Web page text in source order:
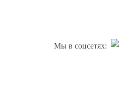
Мы в соцсетях: